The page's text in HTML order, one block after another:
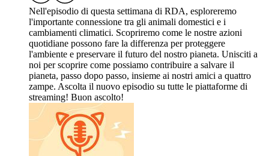
Nell'episodio di questa settimana di RDA, esploreremo
l'importante connessione tra gli animali domestici e i
cambiamenti climatici. Scopriremo come le nostre azioni
quotidiane possono fare la differenza per proteggere
l'ambiente e preservare il futuro del nostro pianeta. Unisciti a
noi per scoprire come possiamo contribuire a salvare il
pianeta, passo dopo passo, insieme ai nostri amici a quattro
zampe. Ascolta il nuovo episodio su tutte le piattaforme di
streaming! Buon ascolto!